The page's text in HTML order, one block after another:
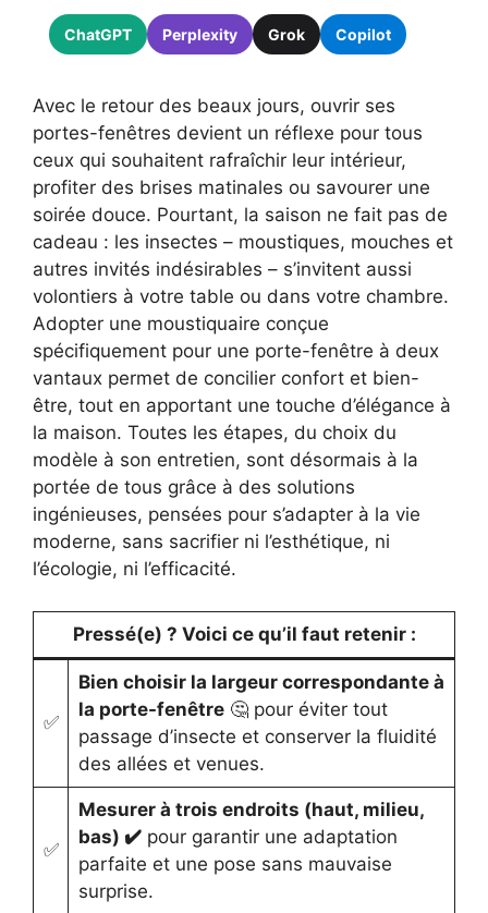
ChatGPT Perplexity Grok Copilot
Avec le retour des beaux jours, ouvrir ses
portes-fenêtres devient un réflexe pour tous
ceux qui souhaitent rafraîchir leur intérieur,
profiter des brises matinales ou savourer une
soirée douce. Pourtant, la saison ne fait pas de
cadeau : les insectes – moustiques, mouches et
autres invités indésirables – s’invitent aussi
volontiers à votre table ou dans votre chambre.
Adopter une moustiquaire conçue
spécifiquement pour une porte-fenêtre à deux
vantaux permet de concilier confort et bien-
être, tout en apportant une touche d’élégance à
la maison. Toutes les étapes, du choix du
modèle à son entretien, sont désormais à la
portée de tous grâce à des solutions
ingénieuses, pensées pour s’adapter à la vie
moderne, sans sacrifier ni l’esthétique, ni
l’écologie, ni l’efficacité.
Pressé(e) ? Voici ce qu’il faut retenir :
✅
Bien choisir la largeur correspondante à
la porte-fenêtre🤔 pour éviter tout
passage d’insecte et conserver la fluidité
des allées et venues.
✅
Mesurer à trois endroits (haut, milieu,
bas) ✔️pour garantir une adaptation
parfaite et une pose sans mauvaise
surprise.